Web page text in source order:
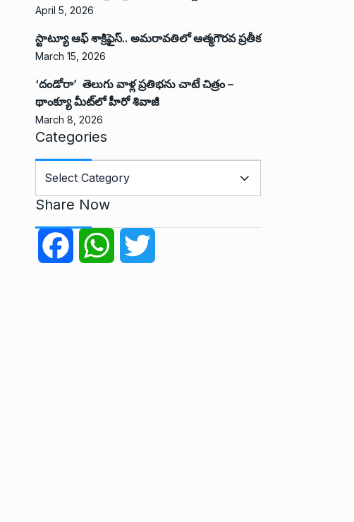
April 5, 2026
స్టాట్యూ ఆఫ్ శాక్రిఫైస్.. అమరావతిలో ఆత్మగౌరవ ప్రతీక
March 15, 2026
‘దండోరా’ తెలుగు వాళ్ల ప్రతిభను చాటే చిత్రం –
థాంక్యూ మీట్‌లో హీరో శివాజీ
March 8, 2026
Categories
t
o
Share Now
W